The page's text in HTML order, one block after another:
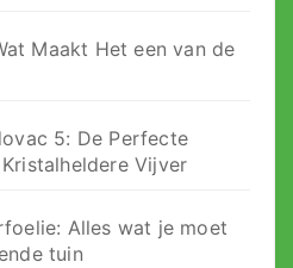
Maakt Het een van de
5: De Perfecte
Vijver
Alles wat je moet
tuin